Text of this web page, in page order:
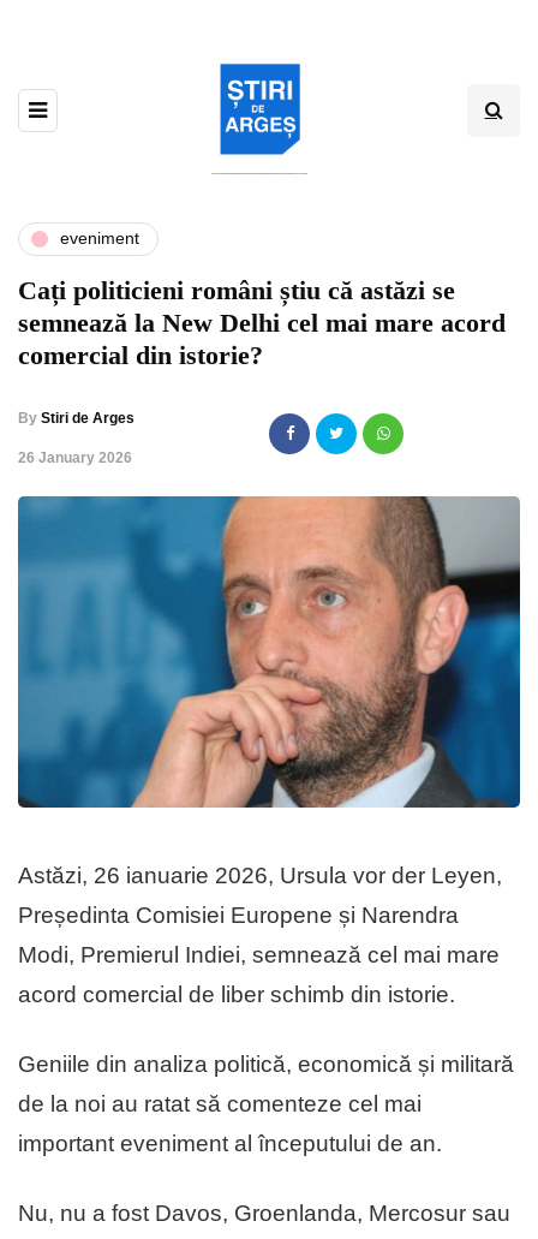
eveniment
Cați politicieni români știu că astăzi se
semnează la New Delhi cel mai mare acord
comercial din istorie?
By Stiri de Arges
,26 January 2026
Astăzi, 26 ianuarie 2026, Ursula vor der Leyen,
Președinta Comisiei Europene și Narendra
Modi, Premierul Indiei, semnează cel mai mare
acord comercial de liber schimb din istorie.
Geniile din analiza politică, economică și militară
de la noi au ratat să comenteze cel mai
important eveniment al începutului de an.
Nu, nu a fost Davos, Groenlanda, Mercosur sau